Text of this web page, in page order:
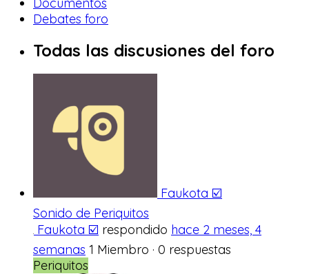
Debates foro
Todas las discusiones del foro
Faukota ☑️
Sonido de Periquitos
Faukota ☑️ respondido hace 2 meses, 4
semanas 1 Miembro · 0 respuestas
Periquitos